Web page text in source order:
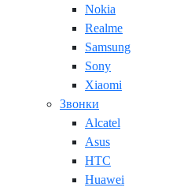
Nokia
Realme
Samsung
Sony
Xiaomi
Звонки
Alcatel
Asus
HTC
Huawei